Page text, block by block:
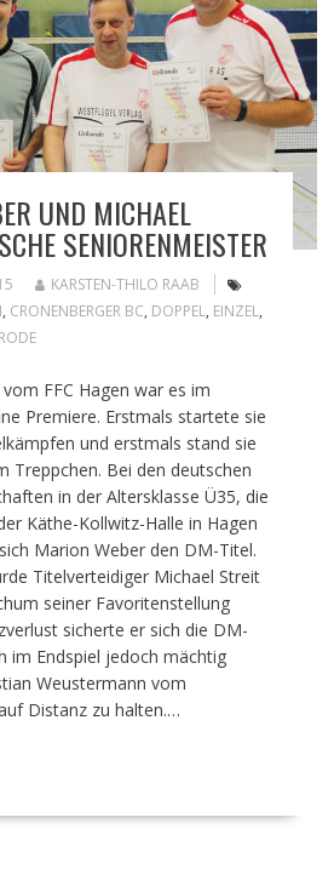
UND MICHAEL
SENIORENMEISTER
KARSTEN-THILO RAAB
, CRONENBERGER BC, DOPPEL, EINZEL,
FFC Hagen war es im
Premiere. Erstmals startete sie
und erstmals stand sie
Treppchen. Bei den deutschen
in der Altersklasse Ü35, die
Käthe-Kollwitz-Halle in Hagen
Marion Weber den DM-Titel.
Titelverteidiger Michael Streit
seiner Favoritenstellung
sicherte er sich die DM-
im Endspiel jedoch mächtig
Weustermann vom
Distanz zu halten.…